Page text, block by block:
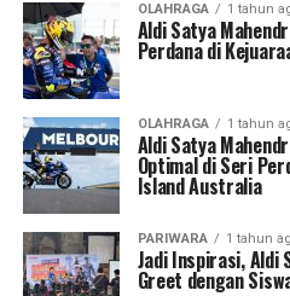
OLAHRAGA 1 tahun
Aldi Satya
Perdana di
OLAHRAGA 1 tahun
Aldi Satya
Optimal di Seri
Island Australia
PARIWARA 1 tahun
Jadi Inspirasi, Aldi
Greet dengan